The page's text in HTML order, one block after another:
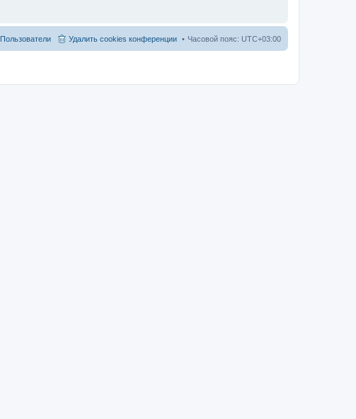
Часовой пояс: UTC+03:00
Удалить cookies конференции
Пользователи